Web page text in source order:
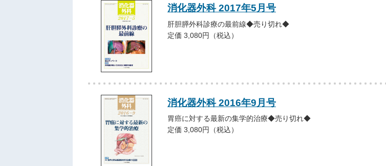
消化器外科 2017年5月号
肝胆膵外科診療の最前線◆売り切れ◆
定価 3,080円（税込）
消化器外科 2016年9月号
胃癌に対する最新の集学的治療◆売り切れ◆
定価 3,080円（税込）